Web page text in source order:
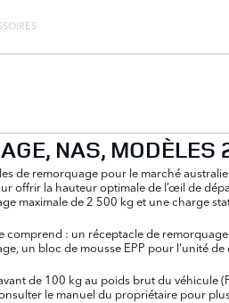
NAS, MODÈLES
de remorquage pour le marché
offrir la hauteur optimale de l’œil de
maximale de 2 500 kg et une charge
comprend : un réceptacle de
un bloc de mousse EPP pour l'unité
de 100 kg au poids brut du véhicule
le manuel du propriétaire pour